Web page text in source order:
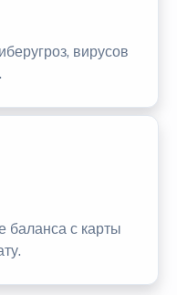
вирусов
баланса с карты